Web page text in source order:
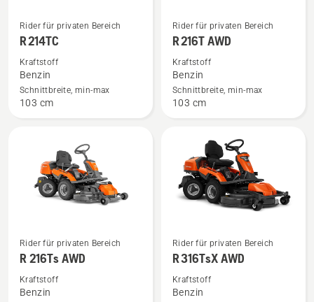
Mehr
Details
R 214TC
anzeigen
Rider für privaten Bereich
R 214TC
Kraftstoff
Benzin
Schnittbreite, min-max
103 cm
Mehr
Details
R 216T
AWD
anzeigen
Rider für privaten Bereich
R 216T AWD
Kraftstoff
Benzin
Schnittbreite, min-max
103 cm
Mehr
Details
R 216Ts AWD
Rider für privaten Bereich
R 216Ts AWD
Kraftstoff
Benzin
Mehr
Details
R 316TsX
Rider für privaten Bereich
R 316TsX AWD
Kraftstoff
Benzin